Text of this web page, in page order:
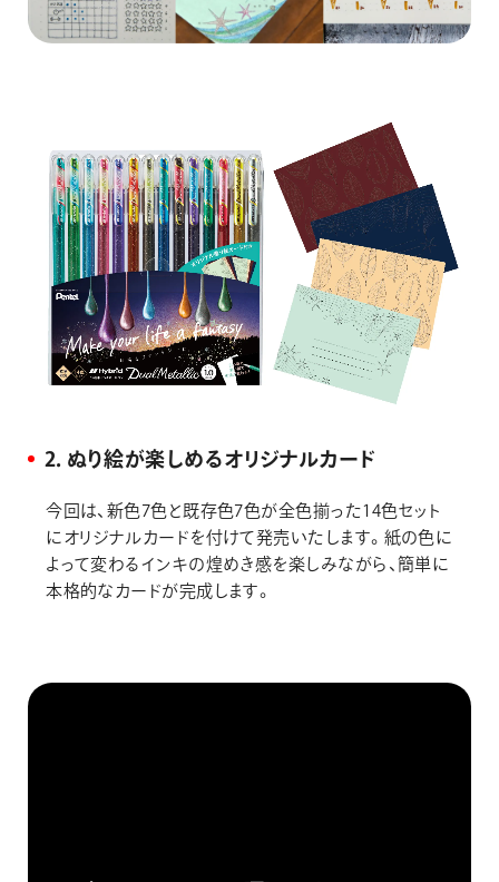
2．ぬり絵が楽しめるオリジナルカード
今回は、新色7色と既存色7色が全色揃った14色セット
にオリジナルカードを付けて発売いたします。紙の色に
よって変わるインキの煌めき感を楽しみながら、簡単に
本格的なカードが完成します。